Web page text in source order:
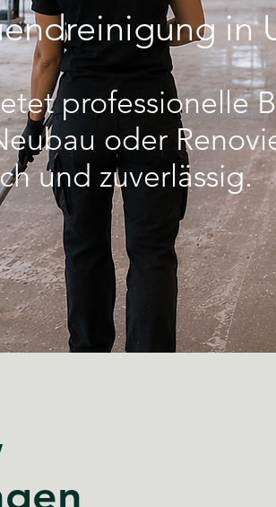
in
professionelle
oder
und zuverlässig.